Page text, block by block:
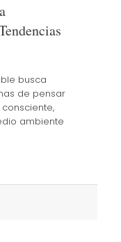
busca
de pensar
ambiente